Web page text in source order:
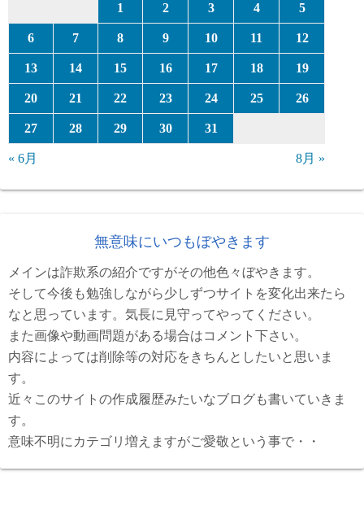
1 2 3 4 5
6 7 8 9 10 11 12
13 14 15 16 17 18 19
20 21 22 23 24 25 26
27 28 29 30 31
« 6月 8月 »
無意味にいつもぼやきます
メインは詐欺系の紹介ですがその他色々ぼやきます。
そして今後も勉強しながら少しずつサイトを変化出来たら
なと思っています。気長に見守ってやってください。
また画像や動画問題がある場合はコメント下さい。
内容によっては削除等の対応をきちんとしたいと思いま
す。
近々このサイトの作成履歴みたいなブログも書いていきま
す。
意味不明にカテゴリ増えますがご愛敬という事で・・